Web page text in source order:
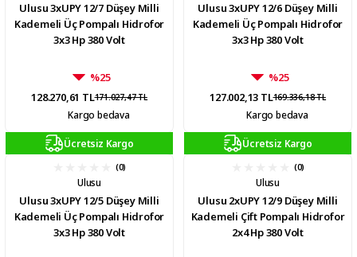
Ulusu 3xUPY 12/7 Düşey Milli
Kademeli Üç Pompalı Hidrofor
3x3 Hp 380 Volt
%25
128.270,61 TL171.027,47 TL
Kargo bedava
Ulusu 3xUPY 12/6 Düşey Milli
Kademeli Üç Pompalı Hidrofor
3x3 Hp 380 Volt
%25
127.002,13 TL169.336,18 TL
Kargo bedava
Ücretsiz Kargo
(0)
Ulusu
Ulusu 3xUPY 12/5 Düşey Milli
Kademeli Üç Pompalı Hidrofor
3x3 Hp 380 Volt
Ücretsiz Kargo
(0)
Ulusu
Ulusu 2xUPY 12/9 Düşey Milli
Kademeli Çift Pompalı Hidrofor
2x4 Hp 380 Volt